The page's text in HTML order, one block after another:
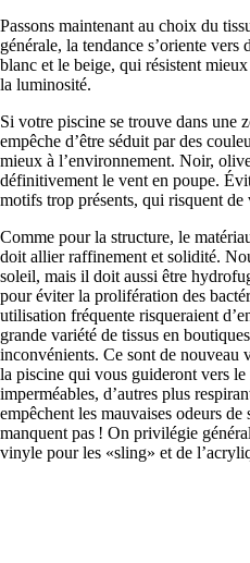
Passons maintenant au choix du
générale, la tendance s’oriente
blanc et le beige, qui résistent
la luminosité.
Si votre piscine se trouve dans une
empêche d’être séduit par des
mieux à l’environnement. Noir,
définitivement le vent en poupe.
motifs trop présents, qui risquent de
Comme pour la structure, le
doit allier raffinement et solidité.
soleil, mais il doit aussi être
pour éviter la prolifération des
utilisation fréquente risqueraient
grande variété de tissus en
inconvénients. Ce sont de nouveau
la piscine qui vous guideront vers
imperméables, d’autres plus
empêchent les mauvaises odeurs
manquent pas ! On privilégie
vinyle pour les «sling» et de